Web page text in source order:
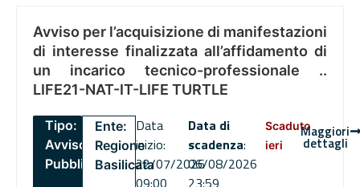
Avviso per l’acquisizione di manifestazioni
di interesse finalizzata all’affidamento di
un incarico tecnico-professionale ..
LIFE21-NAT-IT-LIFE TURTLE
Tipo:
Avviso
Pubblico
Ente:
Regione
Basilicata
Data
inizio:
22/07/2026
Data di
scadenza:
06/08/2026
Scaduto
ieri
Maggiori
dettagli